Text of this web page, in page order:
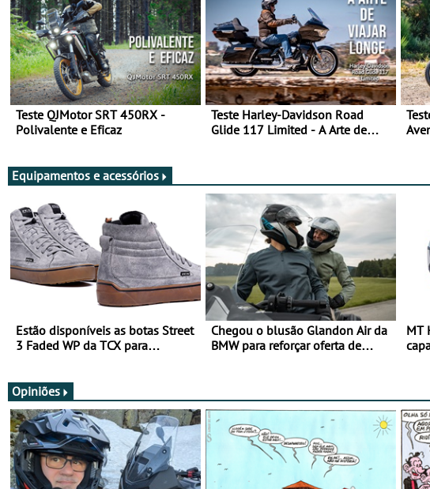
Teste QJMotor SRT 450RX -
Polivalente e Eficaz
Teste Harley-Davidson Road
Glide 117 Limited - A Arte de
Equipamentos e acessórios
Estão disponíveis as botas Street
3 Faded WP da TCX para
Chegou o blusão Glandon Air da
BMW para reforçar oferta de
MT
Opiniões